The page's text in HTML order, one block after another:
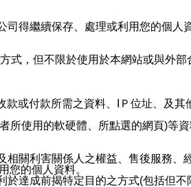
得繼續保存、處理或利用您的個人資
式，但不限於使用於本網站或與外
或付款所需之資料、IＰ位址、及
所使用的軟硬體、所點選的網頁)等
關利害關係人之權益、售後服務、
您的個人資料。
達成前揭特定目的之方式(包括但不